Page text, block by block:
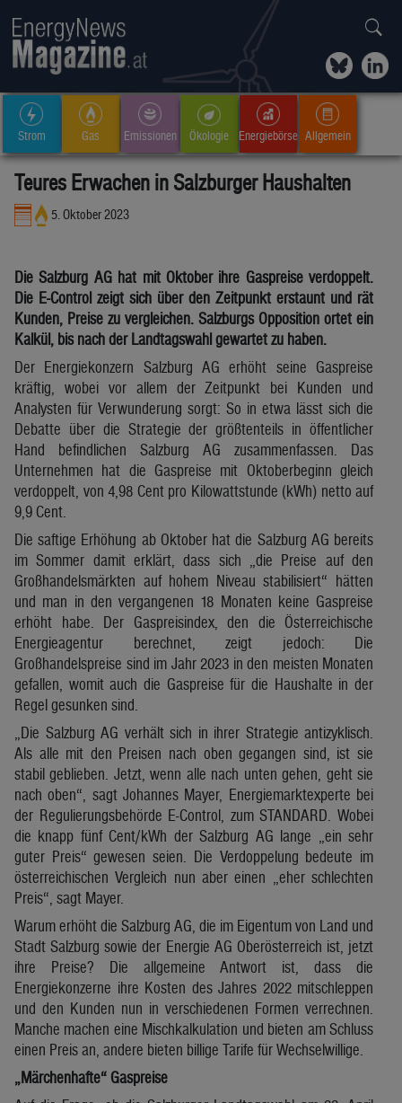
Strom Gas Emissionen Ökologie Energiebörse Allgemein
Teures Erwachen in Salzburger Haushalten
5. Oktober 2023
Die Salzburg AG hat mit Oktober ihre Gaspreise verdoppelt.
Die E-Control zeigt sich über den Zeitpunkt erstaunt und rät
Kunden, Preise zu vergleichen. Salzburgs Opposition ortet ein
Kalkül, bis nach der Landtagswahl gewartet zu haben.
Der Energiekonzern Salzburg AG erhöht seine Gaspreise
kräftig, wobei vor allem der Zeitpunkt bei Kunden und
Analysten für Verwunderung sorgt: So in etwa lässt sich die
Debatte über die Strategie der größtenteils in öffentlicher
Hand befindlichen Salzburg AG zusammenfassen. Das
Unternehmen hat die Gaspreise mit Oktoberbeginn gleich
verdoppelt, von 4,98 Cent pro Kilowattstunde (kWh) netto auf
9,9 Cent.
Die saftige Erhöhung ab Oktober hat die Salzburg AG bereits
im Sommer damit erklärt, dass sich „die Preise auf den
Großhandelsmärkten auf hohem Niveau stabilisiert“ hätten
und man in den vergangenen 18 Monaten keine Gaspreise
erhöht habe. Der Gaspreisindex, den die Österreichische
Energieagentur berechnet, zeigt jedoch: Die
Großhandelspreise sind im Jahr 2023 in den meisten Monaten
gefallen, womit auch die Gaspreise für die Haushalte in der
Regel gesunken sind.
„Die Salzburg AG verhält sich in ihrer Strategie antizyklisch.
Als alle mit den Preisen nach oben gegangen sind, ist sie
stabil geblieben. Jetzt, wenn alle nach unten gehen, geht sie
nach oben“, sagt Johannes Mayer, Energiemarktexperte bei
der Regulierungsbehörde E-Control, zum STANDARD. Wobei
die knapp fünf Cent/kWh der Salzburg AG lange „ein sehr
guter Preis“ gewesen seien. Die Verdoppelung bedeute im
österreichischen Vergleich nun aber einen „eher schlechten
Preis“, sagt Mayer.
Warum erhöht die Salzburg AG, die im Eigentum von Land und
Stadt Salzburg sowie der Energie AG Oberösterreich ist, jetzt
ihre Preise? Die allgemeine Antwort ist, dass die
Energiekonzerne ihre Kosten des Jahres 2022 mitschleppen
und den Kunden nun in verschiedenen Formen verrechnen.
Manche machen eine Mischkalkulation und bieten am Schluss
einen Preis an, andere bieten billige Tarife für Wechselwillige.
„Märchenhafte“ Gaspreise